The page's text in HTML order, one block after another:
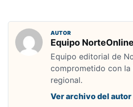
AUTOR
Equipo NorteOnline
Equipo editorial de
comprometido con
regional.
Ver archivo del autor